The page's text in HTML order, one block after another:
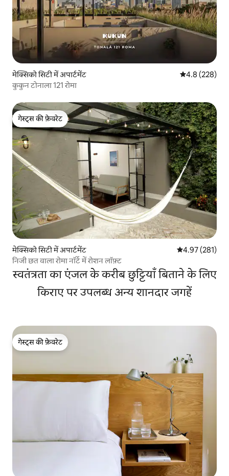
मेक्सिको सिटी में अपार्टमेंट औसत रेटिंग 5 में
4.8 (228)
कुकुन टोनाला 121 रोमा
गेस्ट्स की फ़ेवरेट
गेस्ट्स की फ़ेवरेट
मेक्सिको सिटी में अपार्टमेंट औसत रेटिंग 5 में से
4.97 (281)
निजी छत वाला रोमा नॉर्टे में रोशन लॉफ़्ट
स्वतंत्रता का एंजल के करीब छुट्टियाँ बिताने के लिए
किराए पर उपलब्ध अन्य शानदार जगहें
गेस्ट्स की फ़ेवरेट
गेस्ट्स की फ़ेवरेट